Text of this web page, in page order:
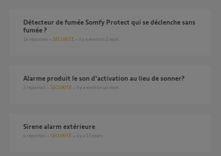
Détecteur de fumée Somfy Protect qui se déclenche sans
fumée ?
14 réponses SÉCURITÉ il y a environ 2 mois
Alarme produit le son d'activation au lieu de sonner?
2 réponses SÉCURITÉ il y a environ un mois
Sirene alarm extérieure
4 réponses SÉCURITÉ il y a 15 jours